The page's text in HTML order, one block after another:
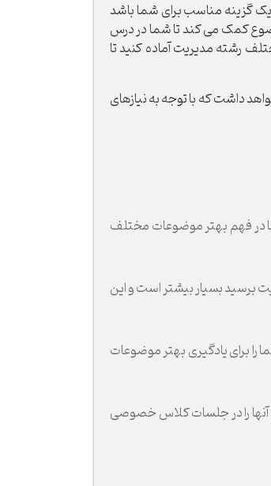
گزینه مناسب برای شما باشد
موضوع کمک می کند تا شما در درس
رشته مدیریت آماده کنید تا
داشت که با توجه به نیازهای
در فهم بهتر موضوعات مختلف
برسید بسیار بیشتر است و این
برای یادگیری بهتر موضوعات
آنها را در جلسات کلاس خصوصی